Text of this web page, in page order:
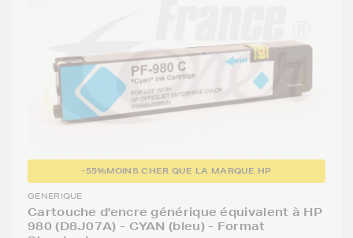
-55%MOINS CHER QUE LA MARQUE HP
GENERIQUE
Cartouche d'encre générique équivalent à HP
980 (D8J07A) - CYAN (bleu) - Format